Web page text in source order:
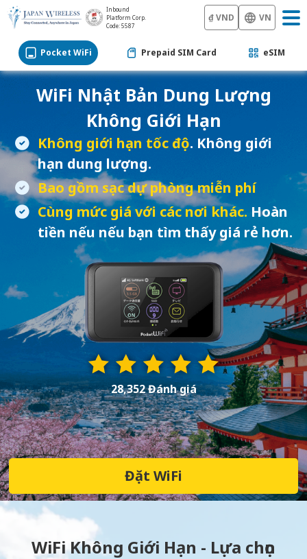
Inbound
Platform Corp.
Code: 5587
₫ VND VN
Pocket WiFi Prepaid SIM Card eSIM
WiFi Nhật Bản Dung Lượng
Không Giới Hạn
Không giới hạn tốc độ. Không giới
hạn dung lượng.
Bao gồm sạc dự phòng miễn phí
Cùng mức giá với các nơi khác. Hoàn
tiền nếu nếu bạn tìm thấy giá rẻ hơn.
28,352 Đánh giá
Đặt WiFi
WiFi Không Giới Hạn - Lựa chọn